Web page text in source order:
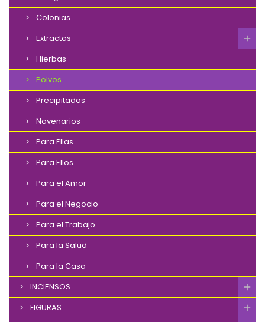
Colonias
Extractos
Hierbas
Polvos
Precipitados
Novenarios
Para Ellas
Para Ellos
Para el Amor
Para el Negocio
Para el Trabajo
Para la Salud
Para la Casa
INCIENSOS
FIGURAS